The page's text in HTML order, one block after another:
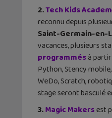
2.Tech Kids
reconnu depuis
Saint-Germain-en-
vacances, plusieurs
programmésà
Python, Stency
WeDo, Scratch,
stage seront basculé
3.Magic Makersest